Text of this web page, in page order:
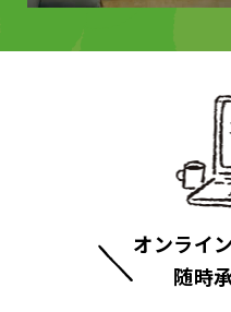
オンライ
随時